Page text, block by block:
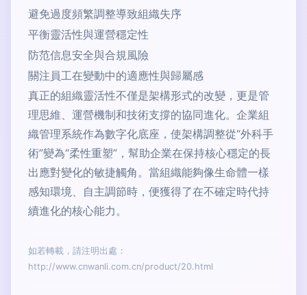
避免過度頻繁調整導致組織失序
平衡靈活性與運營穩定性
防范信息安全與合規風險
關注員工在變動中的適應性與歸屬感
真正的組織靈活性不僅是架構形式的改變，更是管
理思維、運營機制和技術支撐的協同進化。企業組
織管理系統作為數字化底座，使架構調整從“外科手
術”變為“柔性重塑”，幫助企業在保持核心穩定的長
出應對變化的敏捷觸角。當組織能夠像生命體一樣
感知環境、自主調節時，便獲得了在不確定時代持
續進化的核心能力。
如若轉載，請注明出處：
http://www.cnwanli.com.cn/product/20.html